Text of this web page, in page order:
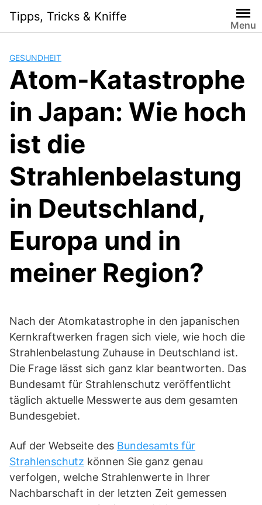
content
Tipps, Tricks & Kniffe
Menu
GESUNDHEIT
Atom-Katastrophe
in Japan: Wie hoch
ist die
Strahlenbelastung
in Deutschland,
Europa und in
meiner Region?
Nach der Atomkatastrophe in den japanischen
Kernkraftwerken fragen sich viele, wie hoch die
Strahlenbelastung Zuhause in Deutschland ist.
Die Frage lässt sich ganz klar beantworten. Das
Bundesamt für Strahlenschutz veröffentlicht
täglich aktuelle Messwerte aus dem gesamten
Bundesgebiet.
Auf der Webseite des Bundesamts für
Strahlenschutz können Sie ganz genau
verfolgen, welche Strahlenwerte in Ihrer
Nachbarschaft in der letzten Zeit gemessen